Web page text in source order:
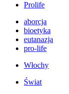
Prolife
aborcja
bioetyka
eutanazja
pro-life
Włochy
Świat